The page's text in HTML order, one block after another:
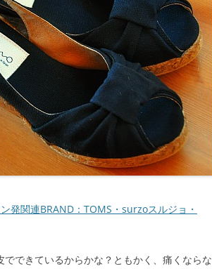
発関連BRAND：TOMS・surzoスルジョ・
できているからかな？ともかく、痛くならな